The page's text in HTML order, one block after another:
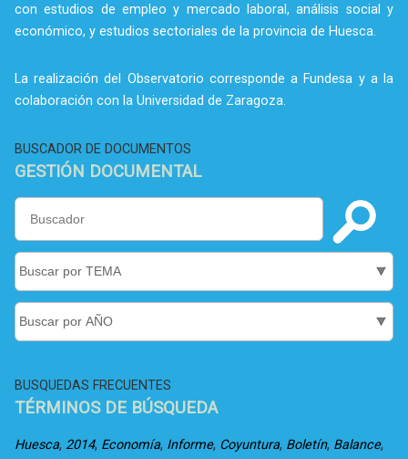
con estudios de empleo y mercado laboral, análisis social y
económico, y estudios sectoriales de la provincia de Huesca.
La realización del Observatorio corresponde a Fundesa y a la
colaboración con la Universidad de Zaragoza.
BUSCADOR DE DOCUMENTOS
GESTIÓN DOCUMENTAL
BUSQUEDAS FRECUENTES
TÉRMINOS DE BÚSQUEDA
Huesca, 2014, Economía, Informe, Coyuntura, Boletín, Balance,